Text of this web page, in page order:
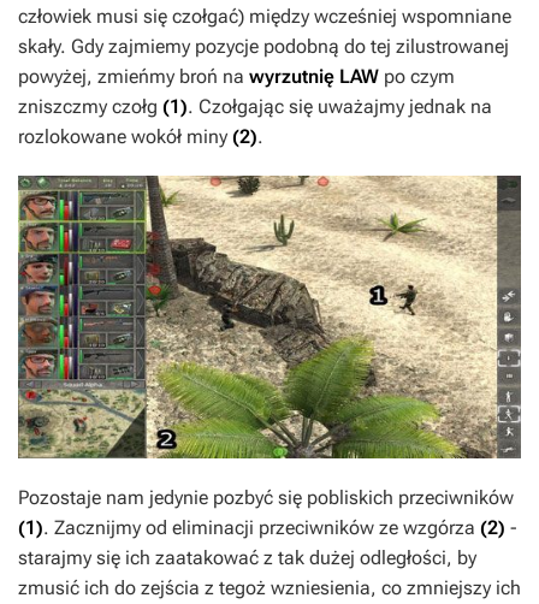
człowiek musi się czołgać) między wcześniej wspomniane
skały. Gdy zajmiemy pozycje podobną do tej zilustrowanej
powyżej, zmieńmy broń na wyrzutnię LAW po czym
zniszczmy czołg (1). Czołgając się uważajmy jednak na
rozlokowane wokół miny (2).
Pozostaje nam jedynie pozbyć się pobliskich przeciwników
(1). Zacznijmy od eliminacji przeciwników ze wzgórza (2) -
starajmy się ich zaatakować z tak dużej odległości, by
zmusić ich do zejścia z tegoż wzniesienia, co zmniejszy ich